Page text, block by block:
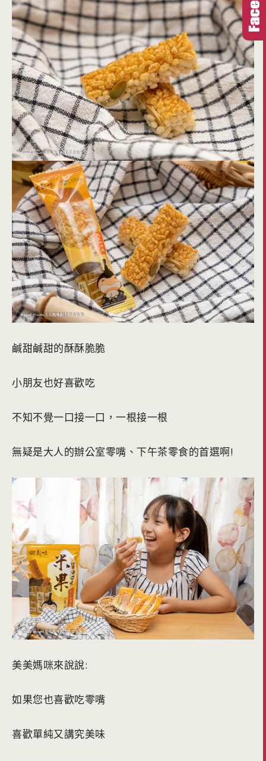
鹹甜鹹甜的酥酥脆脆
小朋友也好喜歡吃
不知不覺一口接一口，一根接一根
無疑是大人的辦公室零嘴、下午茶零食的首選啊!
美美媽咪來說說:
如果您也喜歡吃零嘴
喜歡單純又講究美味